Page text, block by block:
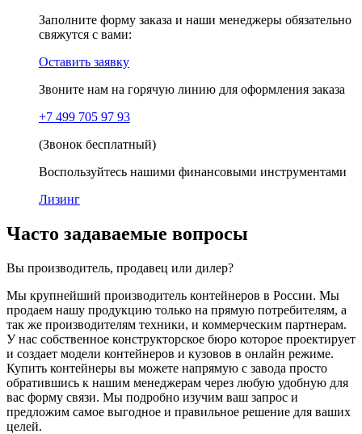
Заполните форму заказа и наши менеджеры обязательно
свяжутся с вами:
Оставить заявку
Звоните нам на горячую линию для оформления заказа
+7 499 705 97 93
(Звонок бесплатный)
Воспользуйтесь нашими финансовыми инструментами
Лизинг
Часто задаваемые вопросы
Вы производитель, продавец или дилер?
Мы крупнейший производитель контейнеров в России. Мы
продаем нашу продукцию только на прямую потребителям, а
так же производителям техники, и коммерческим партнерам.
У нас собственное конструкторское бюро которое проектирует
и создает модели контейнеров и кузовов в онлайн режиме.
Купить контейнеры вы можете напрямую с завода просто
обратившись к нашим менеджерам через любую удобную для
вас форму связи. Мы подробно изучим ваш запрос и
предложим самое выгодное и правильное решение для ваших
целей.